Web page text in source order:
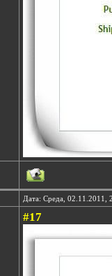
Дата: Среда,
#17